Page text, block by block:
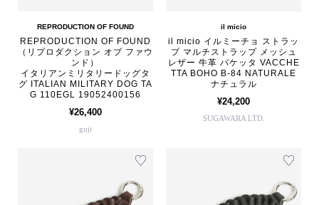
REPRODUCTION OF FOUND
REPRODUCTION OF FOUND
（リプロダクション オブ ファウ
ンド）
イタリアンミリタリードッグタ
グ ITALIAN MILITARY DOG TA
G 110EGL 19052400156
¥26,400
guji
il micio
il micio イルミーチョ ストラッ
プ マルチストラップ メッシュ
レザー 牛革 バケッタ VACCHE
TTA BOHO B-84 NATURALE
ナチュラル
¥24,200
SUGAWARA LTD.